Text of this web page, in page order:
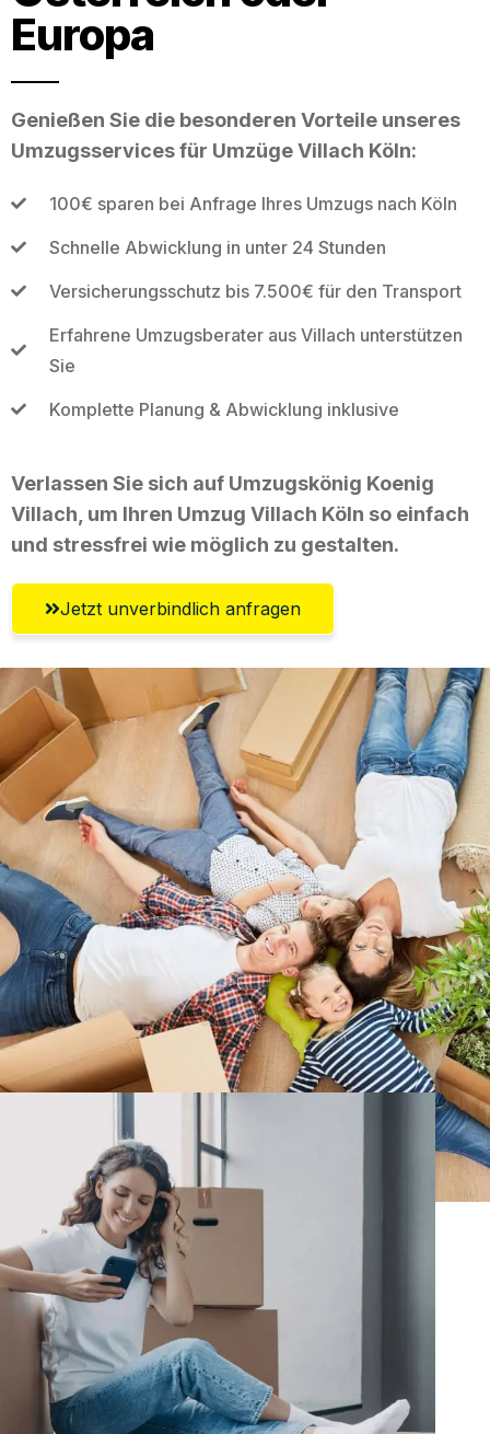
Europa
Genießen Sie die besonderen Vorteile unseres
Umzugsservices für Umzüge Villach Köln:
100€ sparen bei Anfrage Ihres Umzugs nach Köln
Schnelle Abwicklung in unter 24 Stunden
Versicherungsschutz bis 7.500€ für den Transport
Erfahrene Umzugsberater aus Villach unterstützen
Sie
Komplette Planung & Abwicklung inklusive
Verlassen Sie sich auf Umzugskönig Koenig
Villach, um Ihren Umzug Villach Köln so einfach
und stressfrei wie möglich zu gestalten.
Jetzt unverbindlich anfragen